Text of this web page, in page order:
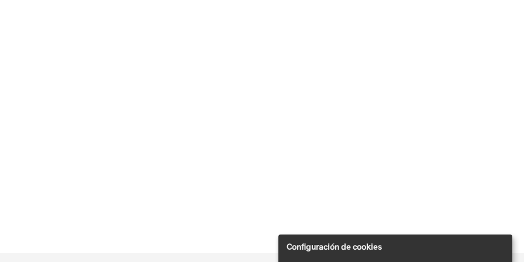
Configuración de cookies